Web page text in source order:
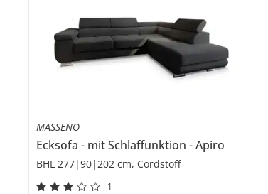
MASSENO
Ecksofa mit Schlaffunktion Apiro
BHL 277|90|202 cm, Cordstoff
1